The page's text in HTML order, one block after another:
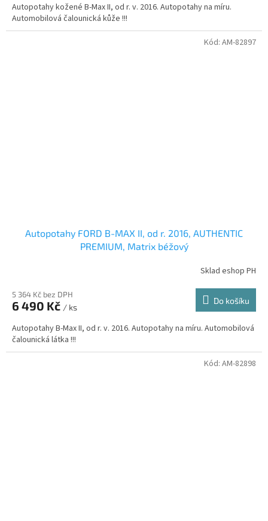
Autopotahy kožené B-Max II, od r. v. 2016. Autopotahy na míru.
Automobilová čalounická kůže !!!
Autopotahy FORD B-MAX II, od r. 2016, AUTHENTIC
PREMIUM, Matrix béžový
Sklad eshop PH
5 364 Kč bez DPH
6 490 Kč / ks
Do košíku
Autopotahy B-Max II, od r. v. 2016. Autopotahy na míru. Automobilová
čalounická látka !!!
Kód: AM-82897
Kód: AM-82898